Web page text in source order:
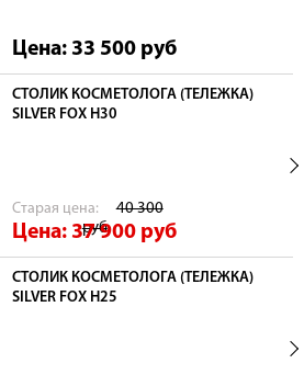
Цена: 33 500 руб
СТОЛИК КОСМЕТОЛОГА (ТЕЛЕЖКА)
SILVER FOX H30
Cтарая цена:
40 300
руб
Цена: 37 900 руб
СТОЛИК КОСМЕТОЛОГА (ТЕЛЕЖКА)
SILVER FOX H25